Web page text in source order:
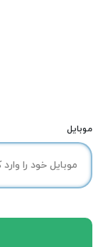
موبایل